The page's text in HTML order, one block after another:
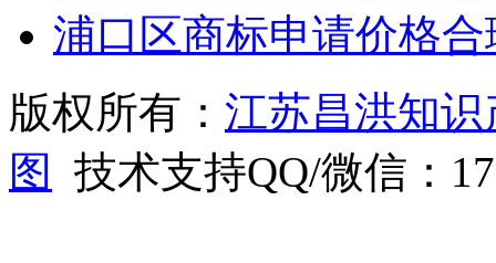
浦口区商标申请价格
版权所有： 江苏昌洪知
图
技术支持QQ/微信：